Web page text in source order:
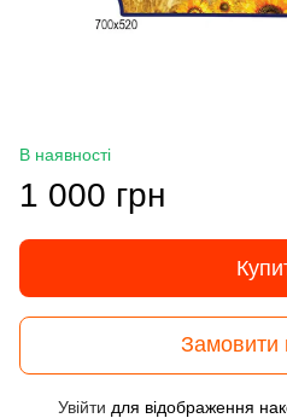
В наявності
1 000 грн
Замовити
Увійти для відображення